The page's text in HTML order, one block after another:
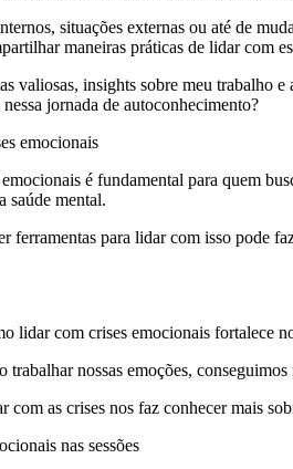
situações externas ou até de
maneiras práticas de lidar com
valiosas, insights sobre meu trabalho
jornada de autoconhecimento?
emocionais
é fundamental para quem
saúde mental.
ferramentas para lidar com isso pode
lidar com crises emocionais fortalece
trabalhar nossas emoções,
as crises nos faz conhecer mais
nas sessões